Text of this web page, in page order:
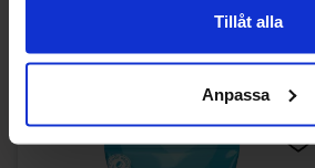
Tillåt alla
Anpassa
Andra
-11%